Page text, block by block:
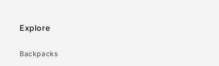
Explore
Backpacks